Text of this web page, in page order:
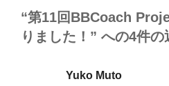
“第11回BBCoach
りました！” への4件の
Yuko Muto